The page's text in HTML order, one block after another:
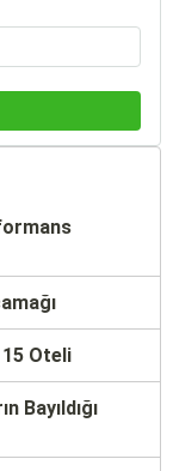
Oteli
Bayıldığı